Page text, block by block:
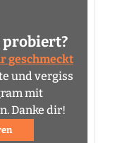
probiert?
geschmeckt
und vergiss
mit
Danke dir!